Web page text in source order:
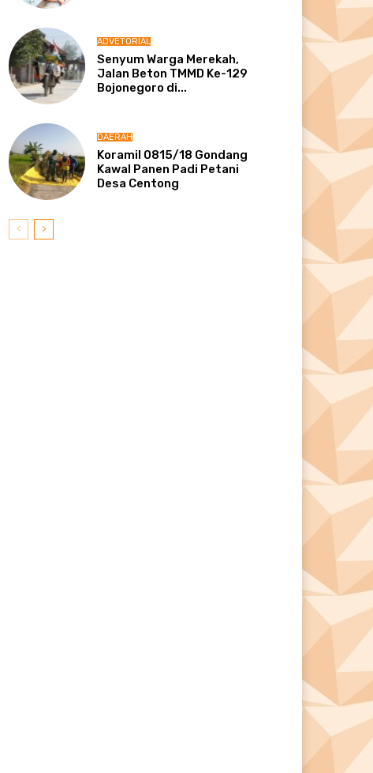
ADVETORIAL
Senyum Warga Merekah,
Jalan Beton TMMD Ke-129
Bojonegoro di...
DAERAH
Koramil 0815/18 Gondang
Kawal Panen Padi Petani
Desa Centong